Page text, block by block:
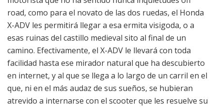
road, como para el novato de las dos ruedas, el Honda
X-ADV les permitirá llegar a esa ermita visigoda, o a
esas ruinas del castillo medieval sito al final de un
camino. Efectivamente, el X-ADV le llevará con toda
facilidad hasta ese mirador natural que ha descubierto
en internet, y al que se llega a lo largo de un carril en el
que, ni en el más audaz de sus sueños, se hubieran
atrevido a internarse con el scooter que les resuelve su